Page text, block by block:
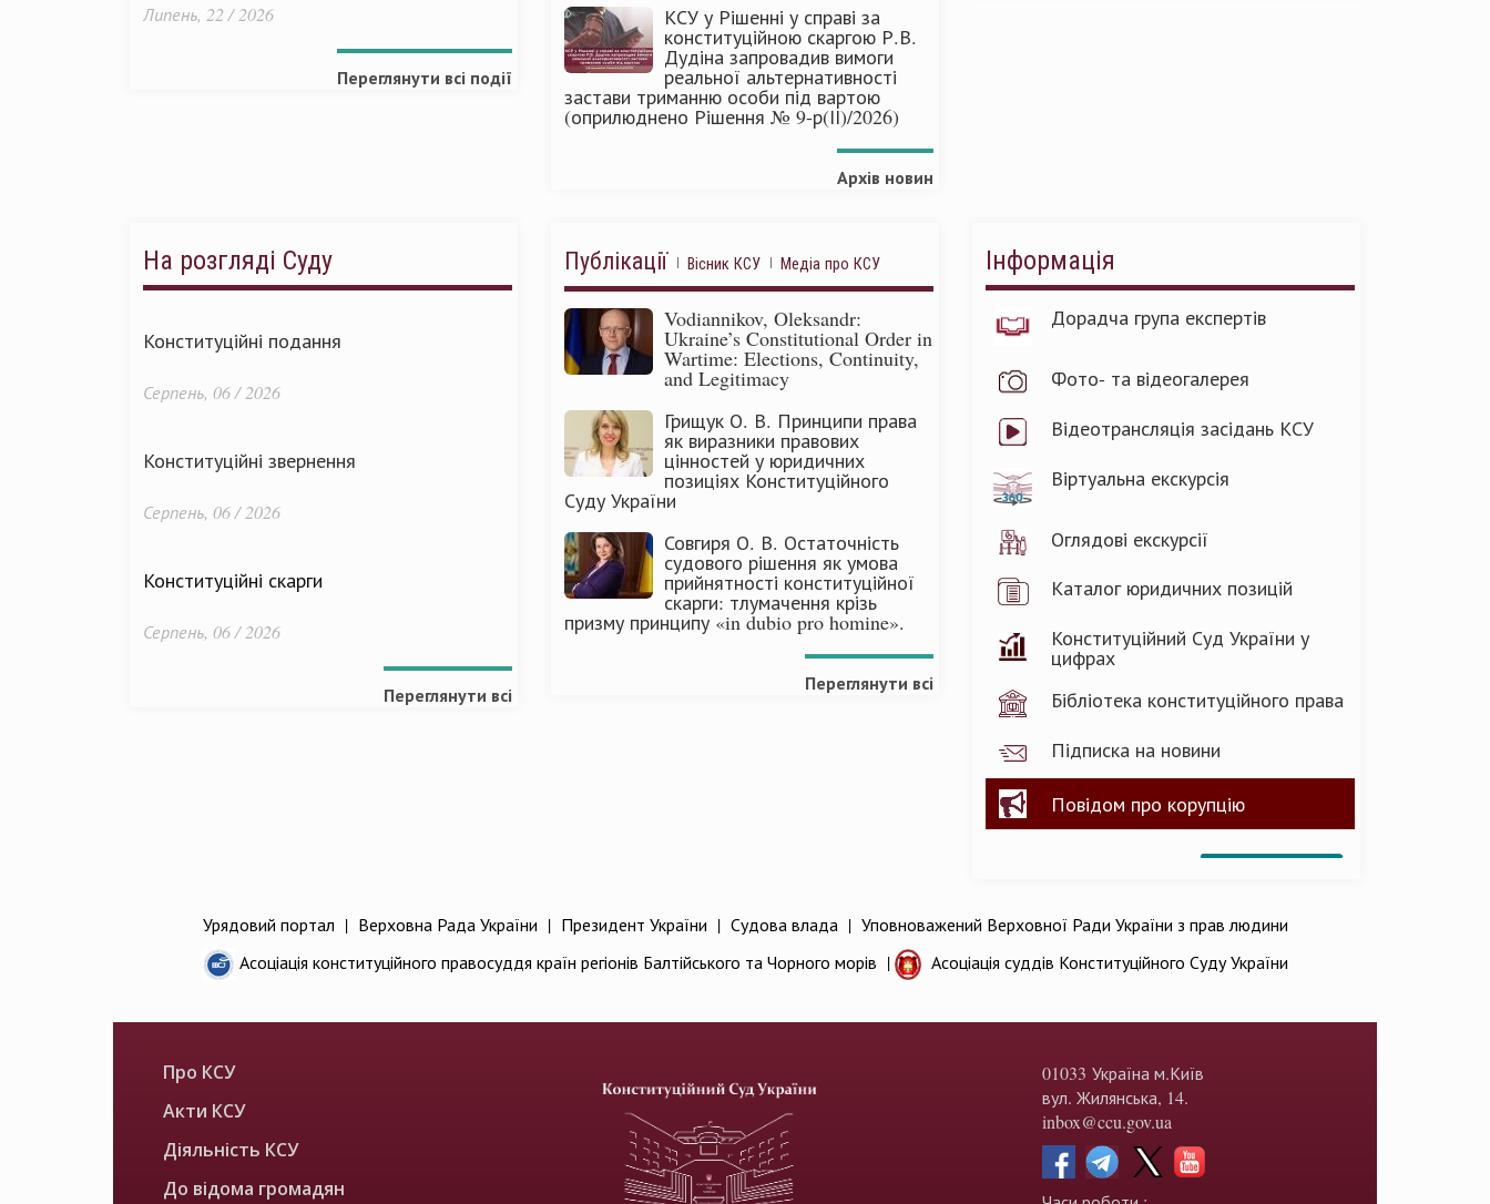
Липень, 22 / 2026
Переглянути всі події
КСУ у Рішенні у справі за
конституційною скаргою Р.В.
Дудіна запровадив вимоги
реальної альтернативності
застави триманню особи під вартою
(оприлюднено Рішення № 9-р(ІІ)/2026)
Архів новин
На розгляді Суду
Конституційні подання
Серпень, 06 / 2026
Конституційні звернення
Серпень, 06 / 2026
Конституційні скарги
Серпень, 06 / 2026
Переглянути всі
Публікації Вісник КСУ Медіа про КСУ
Vodiannikov, Oleksandr:
Ukraine’s Constitutional Order in
Wartime: Elections, Continuity,
and Legitimacy
Грищук О. В. Принципи права
як виразники правових
цінностей у юридичних
позиціях Конституційного
Суду України
Совгиря О. В. Остаточність
судового рішення як умова
прийнятності конституційної
скарги: тлумачення крізь
призму принципу «in dubio pro homine».
Переглянути всі
Інформація
Дорадча група експертів
Фото- та відеогалерея
Відеотрансляція засідань КСУ
Віртуальна екскурсія
Оглядові екскурсії
Каталог юридичних позицій
Конституційний Суд України у
цифрах
Бібліотека конституційного права
Підписка на новини
Повідом про корупцію
Урядовий портал | Верховна Рада України | Президент України | Судова влада | Уповноважений Верховної Ради України з прав людини
Асоціація конституційного правосуддя країн регіонів Балтійського та Чорного морів | Асоціація суддів Конституційного Суду України
Про КСУ
Акти КСУ
Діяльність КСУ
До відома громадян
01033 Україна м.Київ
вул. Жилянська, 14.
inbox@ccu.gov.ua